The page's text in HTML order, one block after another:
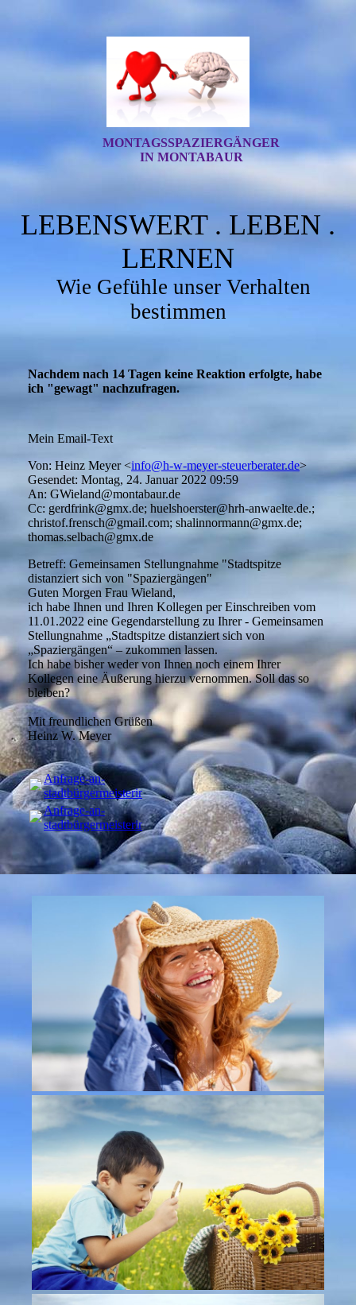
MONTAGSSPAZIERGÄNGER
IN MONTABAUR
LEBENSWERT . LEBEN .
LERNEN
Wie Gefühle unser Verhalten
bestimmen
Nachdem nach 14 Tagen keine Reaktion erfolgte, habe
ich "gewagt" nachzufragen.
Mein Email-Text
Von: Heinz Meyer <info@h-w-meyer-steuerberater.de>
Gesendet: Montag, 24. Januar 2022 09:59
An: GWieland@montabaur.de
Cc: gerdfrink@gmx.de; huelshoerster@hrh-anwaelte.de.;
christof.frensch@gmail.com; shalinnormann@gmx.de;
thomas.selbach@gmx.de
Betreff: Gemeinsamen Stellungnahme "Stadtspitze
distanziert sich von "Spaziergängen"
Guten Morgen Frau Wieland,
ich habe Ihnen und Ihren Kollegen per Einschreiben vom
11.01.2022 eine Gegendarstellung zu Ihrer - Gemeinsamen
Stellungnahme „Stadtspitze distanziert sich von
„Spaziergängen“ – zukommen lassen.
Ich habe bisher weder von Ihnen noch einem Ihrer
Kollegen eine Äußerung hierzu vernommen. Soll das so
bleiben?
Mit freundlichen Grüßen
Heinz W. Meyer
Anfrage-an-
stadtbürgermeisterin.pdf(68.35KB)
Anfrage-an-
stadtbürgermeisterin.pdf(68.35KB)